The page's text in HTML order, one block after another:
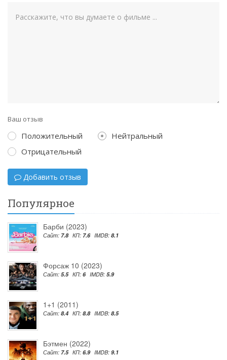
Ваш отзыв
Положительный
Нейтральный
Отрицательный
Добавить отзыв
Популярное
Барби (2023)
Сайт: 7.8 КП: 7.6 IMDB: 8.1
Форсаж 10 (2023)
Сайт: 5.5 КП: 6 IMDB: 5.9
1+1 (2011)
Сайт: 8.4 КП: 8.8 IMDB: 8.5
Бэтмен (2022)
Сайт: 7.5 КП: 6.9 IMDB: 9.1